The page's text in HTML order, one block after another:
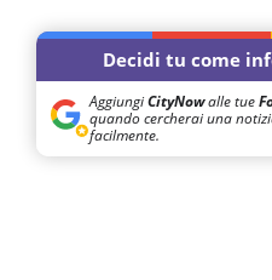
Decidi tu come
AggiungiCityNowalle tue
quando cercherai una
facilmente.